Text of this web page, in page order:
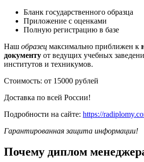
Бланк государственного образца
Приложение с оценками
Полную регистрацию в базе
Наш образец максимально приближен к
документу от ведущих учебных
институтов и техникумов.
Стоимость: от 15000 рублей
Доставка по всей России!
Подробности на сайте: https://
Гарантированная защита информации!
Почему диплом